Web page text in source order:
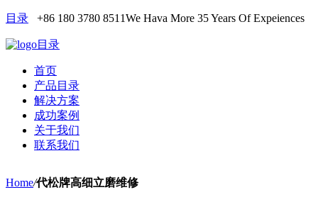
目录 +86 180 3780 8511We Hava More 35 Years Of Expeiences
目录
首页
产品目录
解决方案
成功案例
关于我们
联系我们
Home/代松牌高细立磨维修